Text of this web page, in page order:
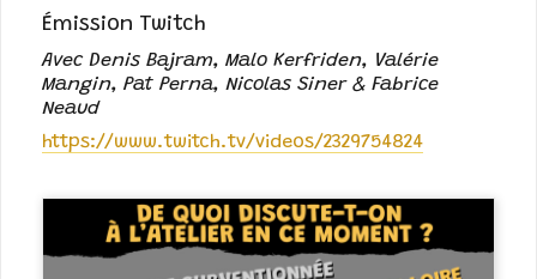
Émission Twitch
Avec Denis Bajram, Malo Kerfriden, Valérie
Mangin, Pat Perna, Nicolas Siner & Fabrice
Neaud
https://www.twitch.tv/videos/2329754824